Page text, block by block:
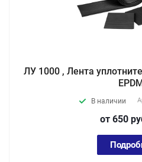
ЛУ 1000 , Лента
В наличии
от 650